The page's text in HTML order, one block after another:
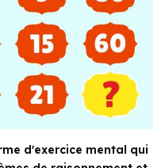
d'exercice mental qui